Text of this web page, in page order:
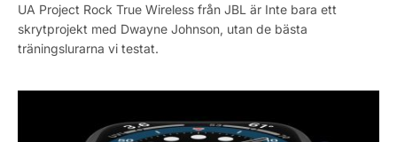
UA Project Rock True Wireless från JBL är Inte bara ett
skrytprojekt med Dwayne Johnson, utan de bästa
träningslurarna vi testat.